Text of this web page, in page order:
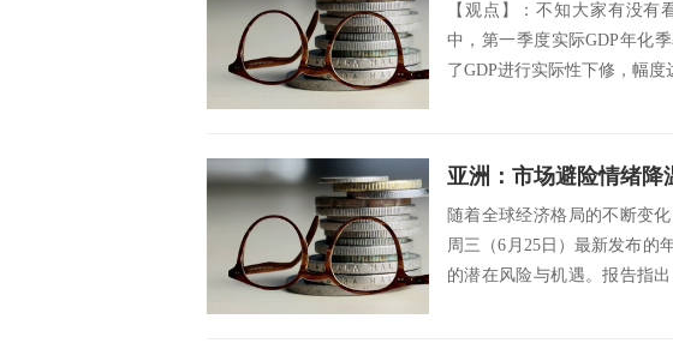
【观点】：不知大家有没
中，第一季度实际GDP年化
了GDP进行实际性下修，幅
亚洲：市场避险情绪降
随着全球经济格局的不断变
周三（6月25日）最新发布的
的潜在风险与机遇。报告指